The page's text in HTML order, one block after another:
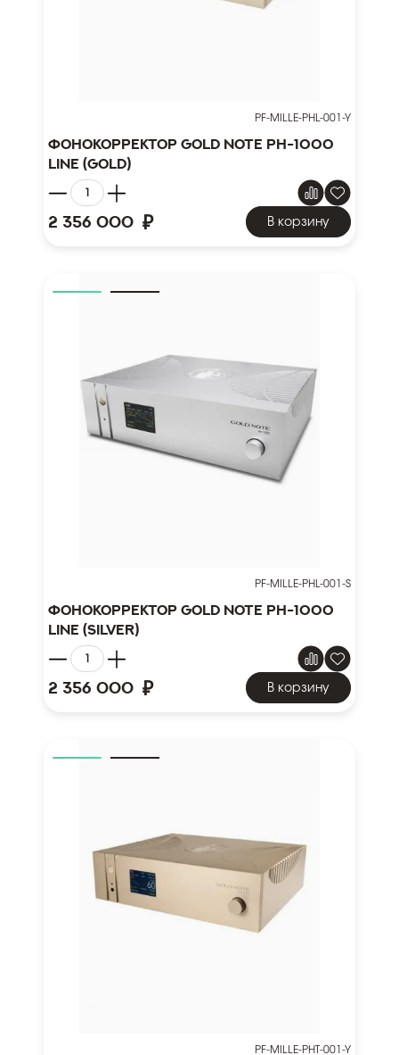
PF-MILLE-PHL-001-Y
Фонокорректор Gold Note PH-1000
LINE (Gold)
2 356 000 ₽ В корзину
PF-MILLE-PHL-001-S
Фонокорректор Gold Note PH-1000
LINE (silver)
2 356 000 ₽ В корзину
PF-MILLE-PHT-001-Y